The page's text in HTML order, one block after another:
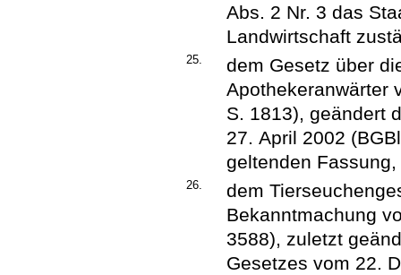
Abs. 2 Nr. 3 das
Landwirtschaft
25.
dem Gesetz über
Apothekeranwärter
S. 1813), geändert
27. April 2002
geltenden Fassung,
26.
dem
Bekanntmachung
3588), zuletzt
Gesetzes vom 22.